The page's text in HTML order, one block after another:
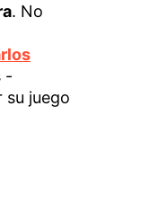
. No
-
su juego